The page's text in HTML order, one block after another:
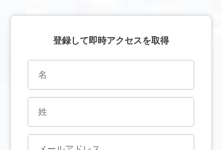
登録して即時アクセスを取得